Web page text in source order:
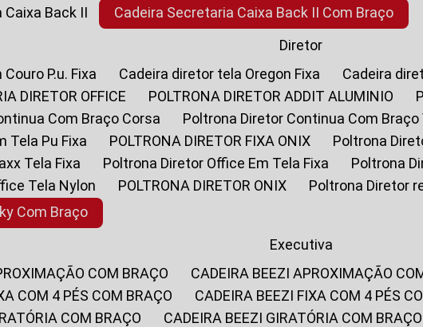
Caixa Back II
Cadeira Secretaria Caixa Back II Com Braço
Diretor
Couro P.u. Fixa
Cadeira diretor tela Oregon Fixa
Cadeira
DIRETOR OFFICE
POLTRONA DIRETOR ADDIT ALUMINIO
Com Braço Corsa
Poltrona Diretor Continua Com
Tela Pu Fixa
POLTRONA DIRETOR FIXA ONIX
Poltrona
Tela Fixa
Poltrona Diretor Office Em Tela Fixa
Poltrona
Tela Nylon
POLTRONA DIRETOR ONIX
Poltrona Diretor
Com Braço
Executiva
COM BRAÇO
CADEIRA BEEZI APROXIMAÇÃO
COM 4 PÉS COM BRAÇO
CADEIRA BEEZI FIXA COM 4 PÉS
COM BRAÇO
CADEIRA BEEZI GIRATÓRIA COM BRAÇO